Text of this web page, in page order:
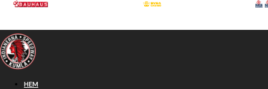
Hoppa till huvudinnehåll
HEM